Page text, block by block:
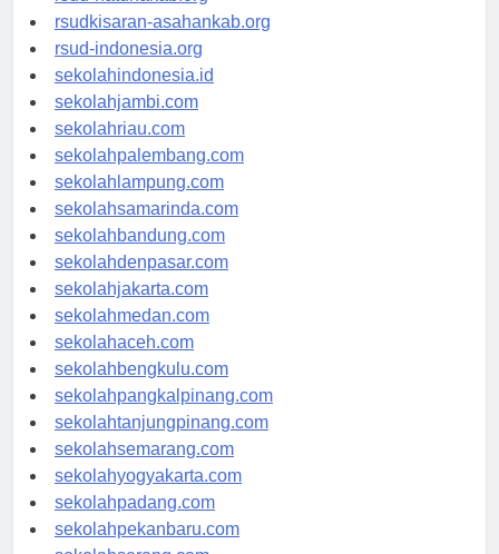
rsud-natunakab.org
rsudkisaran-asahankab.org
rsud-indonesia.org
sekolahindonesia.id
sekolahjambi.com
sekolahriau.com
sekolahpalembang.com
sekolahlampung.com
sekolahsamarinda.com
sekolahbandung.com
sekolahdenpasar.com
sekolahjakarta.com
sekolahmedan.com
sekolahaceh.com
sekolahbengkulu.com
sekolahpangkalpinang.com
sekolahtanjungpinang.com
sekolahsemarang.com
sekolahyogyakarta.com
sekolahpadang.com
sekolahpekanbaru.com